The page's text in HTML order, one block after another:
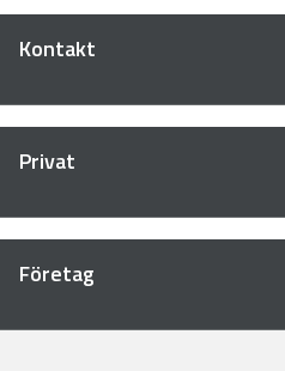
Kontakt
Privat
Företag